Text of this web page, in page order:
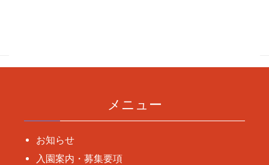
ビ
シ
ョ
ン
メニュー
お知らせ
入園案内・募集要項